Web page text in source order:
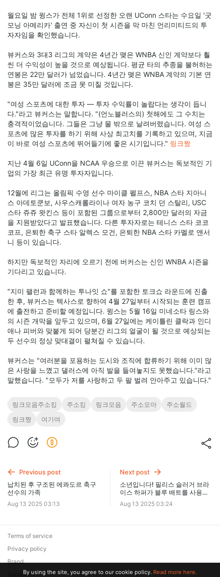
월요일 밤 윙스가 전체 1위로 선정한 오랜 UConn 스타는 수요일 '굿
모닝 아메리카' 출연 중 자신이 첫 시즌을 막 마친 언리미티드의 투
자자임을 확인했습니다.
뷰커스와 3대3 리그의 계약은 4년간 맺은 WNBA 신인 계약보다 훨
씬 더 수익성이 높을 것으로 예상됩니다. 평균 타의 추종을 불허하는
연봉은 22만 달러가 넘었습니다. 4년간 맺은 WNBA 계약의 기본 연
봉은 35만 달러에 조금 못 미칠 것입니다.
"여성 스포츠에 대한 투자 — 투자 수익률이 놀랍다는 생각이 듭니
다."라고 뷰커스는 말합니다. "(언노블러스의) 첫해에도 그 수치는
충격적이었습니다. 그들은 그냥 물 밖으로 날려버렸습니다. 여성 스
포츠에 많은 투자를 하기 위해 사상 최고치를 기록하고 있으며, 지금
이 바로 여성 스포츠에 뛰어들기에 좋은 시기입니다." 링크짱
지난 4월 6일 UConn을 NCAA 우승으로 이끈 뷰커스는 독보적인 기
업의 가장 최근 유명 투자자입니다.
12월에 리그는 올림픽 수영 선수 마이클 펠프스, NBA 스타 지아니
스 아데토쿤보, 사우스캐롤라이나 여자 농구 코치 던 스탈리, USC
스타 쥬쥬 왓킨스 등이 포함된 그룹으로부터 2,800만 달러의 자금
을 지원받았다고 발표했습니다. 다른 투자자로는 테니스 스타 코코
코프, 은퇴한 축구 스타 알렉스 모건, 은퇴한 NBA 스타 카멜로 앤서
니 등이 있습니다.
하지만 독보적인 자리에 오르기 전에 버커스는 신인 WNBA 시즌을
기다리고 있습니다.
"지미 팰런과 함께하는 투나잇 쇼"를 포함한 토크쇼 라운드에 진출
한 후, 뷰커스는 텍사스로 향하여 4월 27일부터 시작되는 훈련 캠프
에 출전하고 준비할 예정입니다. 윙스는 5월 16일 미네소타 링스와
의 시즌 개막을 앞두고 있으며, 6월 27일에는 케이틀린 클락과 인디
애나 피버와 맞붙게 되어 당분간 리그의 얼굴이 될 것으로 예상되는
두 선수의 정상 맞대결이 펼쳐질 수 있습니다.
뷰커스는 "여러분을 포용하는 도시와 조직에 합류하기 위해 이미 많
은 사랑을 느꼈고 댈러스에 아직 발을 들여놓지도 못했습니다."라고
말했습니다. "모두가 저를 사랑하고 두 팔 벌려 안아주고 있습니다."
링크모음주소킹 주소킹 링크모음 주소모아
주소월드
링크짱
여기여
Previous post
납치된 후 구조된 에콰도르 축구
선수의 가족
Aug 13 2025 03:13
Next post
소년입니다! 필리스 슬러거 브라
이스 하퍼가 블루 배트를 사용하
여 창의적인 아기 성별 공개 신호
를 보냅니다
Aug 13 2025 03:24
Terms of service
Privacy policy
Brand
SupportBy using the site, you agree to our cookie policy. Read more here.